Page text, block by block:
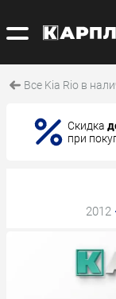
Все Kia Rio в
Скидка
при
2012 ·